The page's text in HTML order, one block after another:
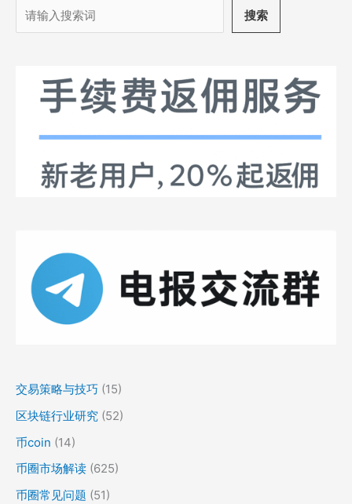
搜
索
搜索
交易策略与技巧 (15)
区块链行业研究 (52)
币coin (14)
币圈市场解读 (625)
币圈常见问题 (51)